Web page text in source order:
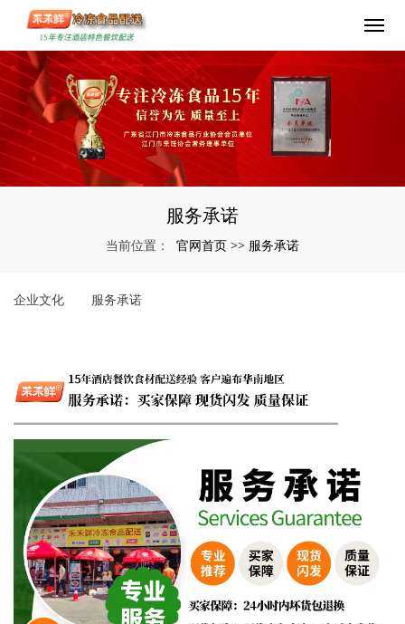
服务承诺
当前位置： 官网首页 >> 服务承诺
企业文化 服务承诺